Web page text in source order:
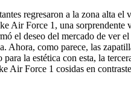
regresaron a la zona alta el
Air Force 1, una sorprendente
el deseo del mercado de ver el
Ahora, como parece, las
para la estética con esta, la
Air Force 1 cosidas en